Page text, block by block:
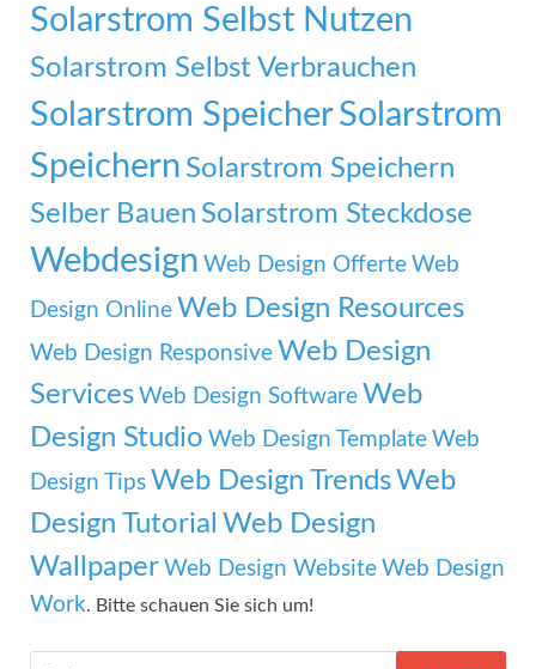
Solarstrom Selbst Nutzen
Solarstrom Selbst Verbrauchen
Solarstrom SpeicherSolarstrom
Speichern Solarstrom Speichern
Selber Bauen Solarstrom Steckdose
Webdesign Web Design Offerte Web
Design Online Web Design Resources
Web Design Responsive Web Design
Services Web Design Software Web
Design Studio Web Design Template Web
Design Tips Web Design TrendsWeb
Design Tutorial Web Design
Wallpaper Web Design Website Web Design
Work. Bitte schauen Sie sich um!